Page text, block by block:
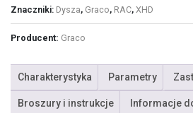
Znaczniki: Dysza, Graco, RAC, XHD
Producent: Graco
Charakterystyka Parametry
Broszury i instrukcje Informacje